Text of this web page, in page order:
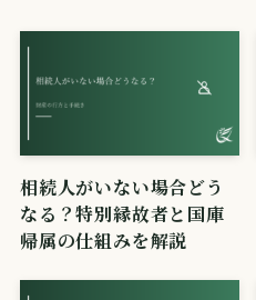
相続人がいない場合どう
なる？特別縁故者と国庫
帰属の仕組みを解説